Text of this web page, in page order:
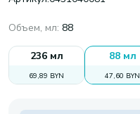
Объем, мл: 88
236 мл
69,89 BYN
88 мл
47,60 BYN